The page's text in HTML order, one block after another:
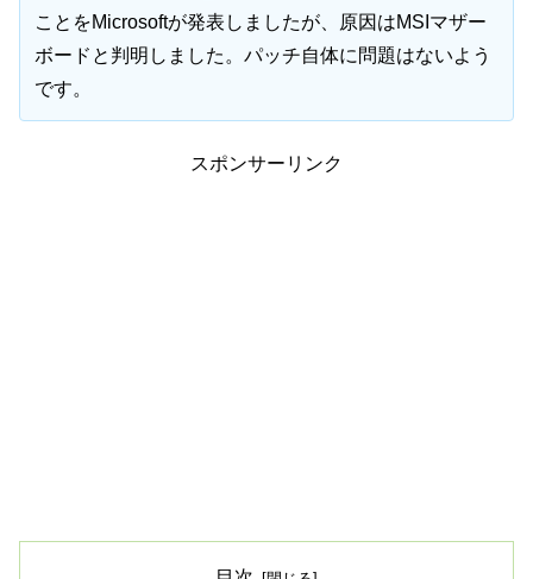
ことをMicrosoftが発表しましたが、原因はMSIマザー
ボードと判明しました。パッチ自体に問題はないよう
です。
スポンサーリンク